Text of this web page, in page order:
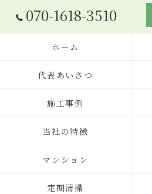
070-1618-3510
ホーム
代表あいさつ
施工事例
当社の特徴
マンション
定期清掃